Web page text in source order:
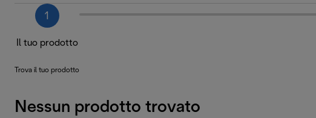
1
Il tuo prodotto
Trova il tuo prodotto
Nessun prodotto trovato